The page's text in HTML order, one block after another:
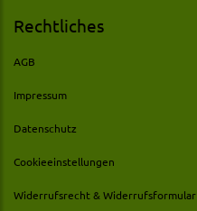
Rechtliches
AGB
Impressum
Datenschutz
Cookieeinstellungen
Widerrufsrecht & Widerrufsformular